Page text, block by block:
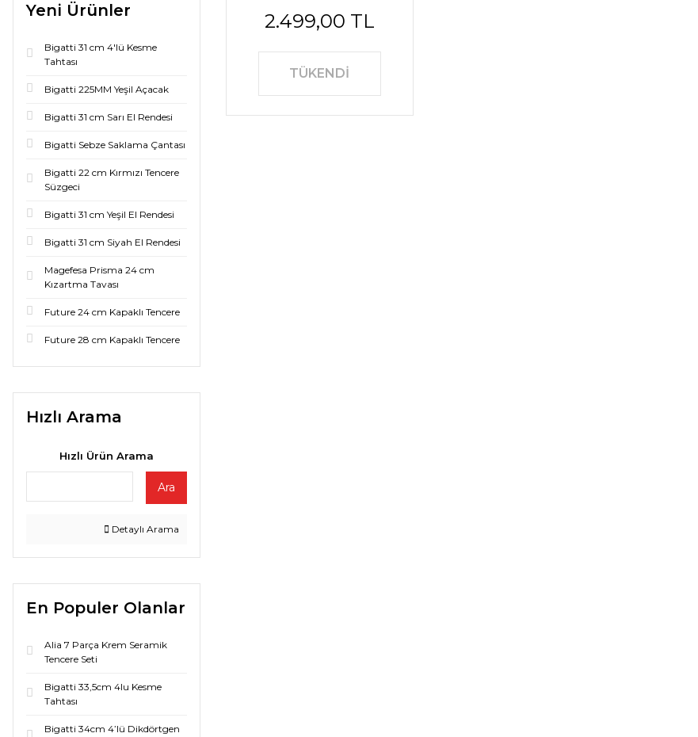
Yeni Ürünler
Bigatti 31 cm 4'lü Kesme
Tahtası
Bigatti 225MM Yeşil Açacak
Bigatti 31 cm Sarı El Rendesi
Bigatti Sebze Saklama Çantası
Bigatti 22 cm Kırmızı Tencere
Süzgeci
Bigatti 31 cm Yeşil El Rendesi
Bigatti 31 cm Siyah El Rendesi
Magefesa Prisma 24 cm
Kızartma Tavası
Future 24 cm Kapaklı Tencere
Future 28 cm Kapaklı Tencere
Hızlı Arama
Hızlı Ürün Arama
Ara
Detaylı Arama
En Populer Olanlar
Alia 7 Parça Krem Seramik
Tencere Seti
Bigatti 33,5cm 4lu Kesme
Tahtası
Bigatti 34cm 4’lü Dikdörtgen
2.499,00 TL
TÜKENDİ